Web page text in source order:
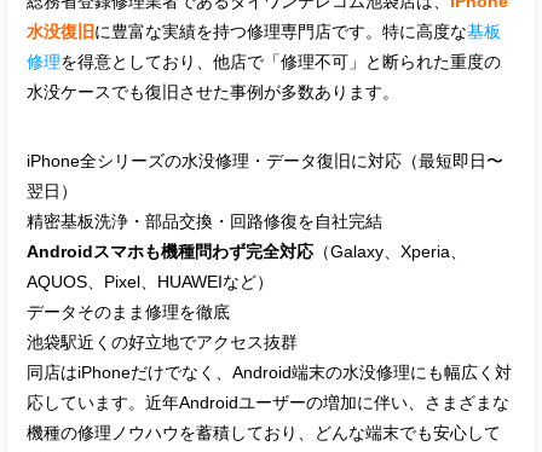
水没復旧に豊富な実績を持つ修理専門店です。特に高度な基板
修理を得意としており、他店で「修理不可」と断られた重度の
水没ケースでも復旧させた事例が多数あります。
iPhone全シリーズの水没修理・データ復旧に対応（最短即日〜
翌日）
精密基板洗浄・部品交換・回路修復を自社完結
Androidスマホも機種問わず完全対応 （Galaxy、Xperia、
AQUOS、Pixel、HUAWEIなど）
データそのまま修理を徹底
池袋駅近くの好立地でアクセス抜群
同店はiPhoneだけでなく、Android端末の水没修理にも幅広く対
応しています。近年Androidユーザーの増加に伴い、さまざまな
機種の修理ノウハウを蓄積しており、どんな端末でも安心して